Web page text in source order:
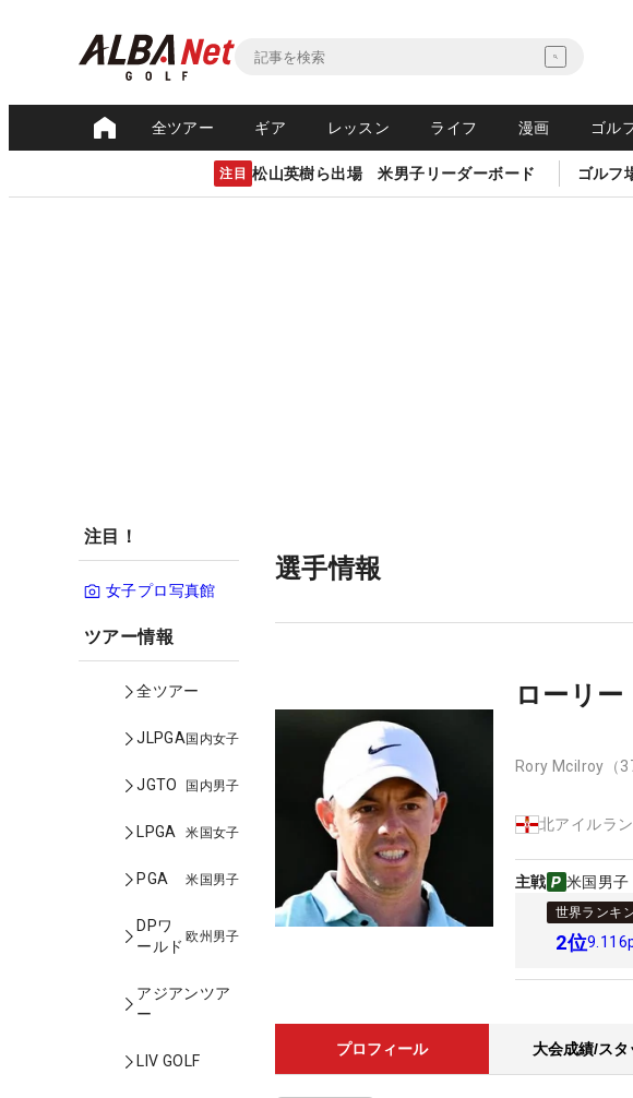
全ツアー ギア レッスン ライフ 漫画 ゴル
注目 松山英樹ら出場 米男子リーダーボード ゴルフ
注目！
女子プロ写真館
ツアー情報
全ツアー
JLPGA国内女子
JGTO 国内男子
LPGA 米国女子
PGA 米国男子
DPワ
ールド
欧州男子
アジアンツア
ー
LIV GOLF
選手情報
ローリー
Rory Mcilroy （
北アイルラ
主戦 米国男子
世界ランキ
2位
プロフィール 大会成績/スタ